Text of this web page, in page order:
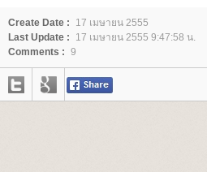
Create Date :
17 เมษายน 2555
Last Update :
17 เมษายน 2555 9:47:58 น.
Comments : 9